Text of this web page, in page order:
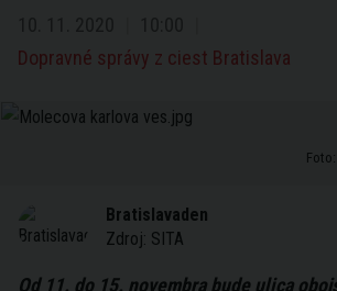
Dopravné správy z ciest Bratislava
Bratislavaden
Zdroj: SITA
Od 11. do 15. novembra bude ulica